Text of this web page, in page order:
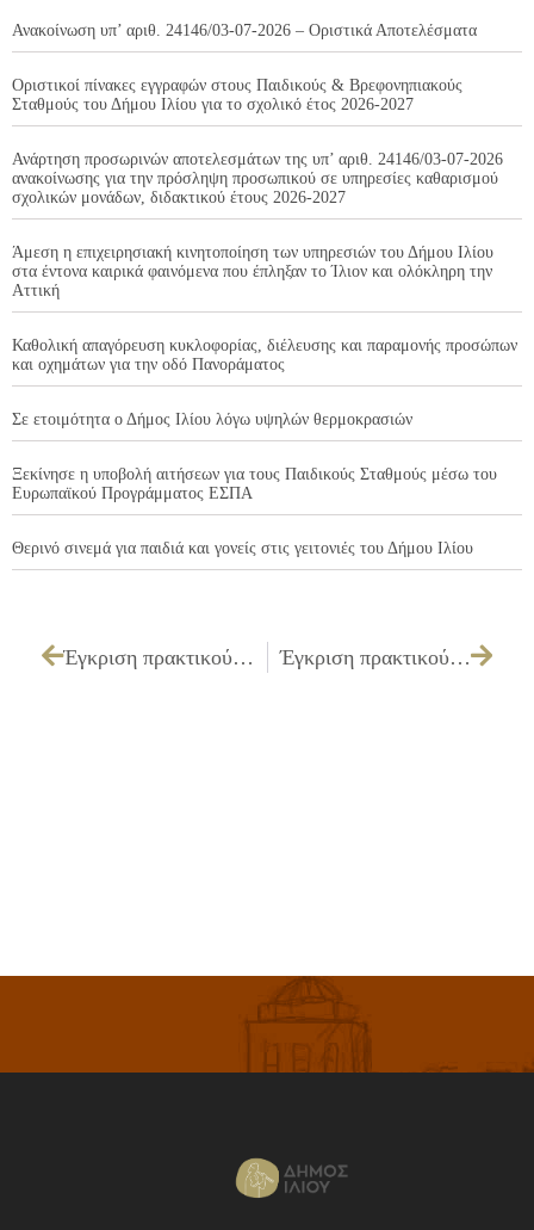
Ανακοίνωση υπ’ αριθ. 24146/03-07-2026 – Οριστικά Αποτελέσματα
Οριστικοί πίνακες εγγραφών στους Παιδικούς & Βρεφονηπιακούς
Σταθμούς του Δήμου Ιλίου για το σχολικό έτος 2026-2027
Ανάρτηση προσωρινών αποτελεσμάτων της υπ’ αριθ. 24146/03-07-2026
ανακοίνωσης για την πρόσληψη προσωπικού σε υπηρεσίες καθαρισμού
σχολικών μονάδων, διδακτικού έτους 2026-2027
Άμεση η επιχειρησιακή κινητοποίηση των υπηρεσιών του Δήμου Ιλίου
στα έντονα καιρικά φαινόμενα που έπληξαν το Ίλιον και ολόκληρη την
Αττική
Καθολική απαγόρευση κυκλοφορίας, διέλευσης και παραμονής προσώπων
και οχημάτων για την οδό Πανοράματος
Σε ετοιμότητα ο Δήμος Ιλίου λόγω υψηλών θερμοκρασιών
Ξεκίνησε η υποβολή αιτήσεων για τους Παιδικούς Σταθμούς μέσω του
Ευρωπαϊκού Προγράμματος ΕΣΠΑ
Θερινό σινεμά για παιδιά και γονείς στις γειτονιές του Δήμου Ιλίου
Έγκριση πρακτικού δημοπρασίας της επιτροπής διενέργειας του διαγωνισμού για την «Προμήθεια ελαστικών για τα οχήματα του Δήμου» Έγκριση πρακτικού δημοπρασίας της επιτροπής διενέργειας του διαγωνισμού για την « Προμήθεια 150 κάδων απορριμμάτων»